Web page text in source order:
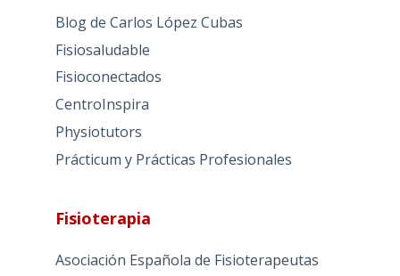
Blog de Carlos López Cubas
Fisiosaludable
Fisioconectados
CentroInspira
Physiotutors
Prácticum y Prácticas Profesionales
Fisioterapia
Asociación Española de Fisioterapeutas